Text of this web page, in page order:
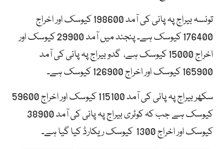
تونسہ بیراج پہ پانی کی آمد 198600 کیوسک اور اخراج
176400 کیوسک ہے۔ پنجند میں آمد 29900 کیوسک اور
اخراج 15000 کیوسک ہے، گدو بیراج پہ پانی کی آمد
165900 کیوسک اور اخراج 126900 کیوسک ہے۔
کیوسک اور اخراج 1300 کیوسک ریکارڈ کیا گیا ہے۔